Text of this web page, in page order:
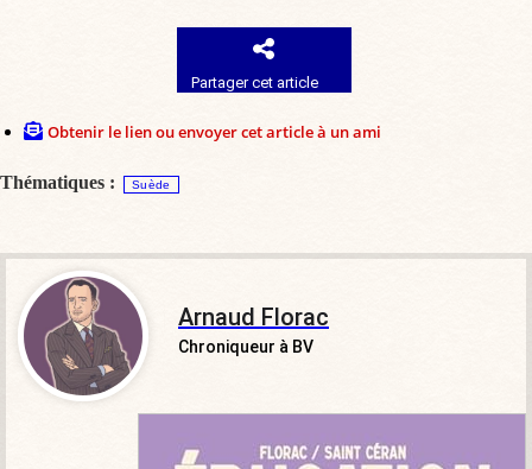
Partager cet article
Obtenir le lien ou envoyer cet article à un ami
Thématiques : Suède
Arnaud Florac
Chroniqueur à BV